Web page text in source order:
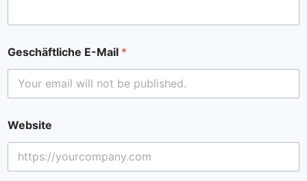
Geschäftliche E-Mail *
Website